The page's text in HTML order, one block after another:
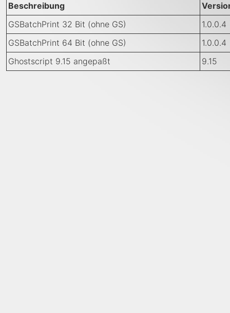
Beschreibung
GSBatchPrint 32 Bit (ohne GS)
1.0.0.4
GSBatchPrint 64 Bit (ohne GS)
1.0.0.4
Ghostscript 9.15 angepaßt
9.15